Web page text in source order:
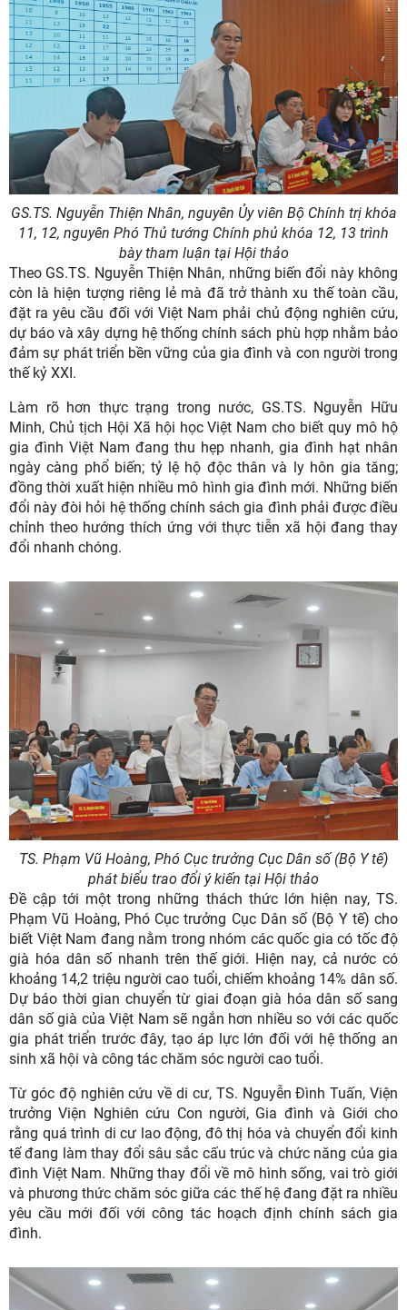
GS.TS. Nguyễn Thiện Nhân, nguyên Ủy viên Bộ Chính trị khóa
11, 12, nguyên Phó Thủ tướng Chính phủ khóa 12, 13 trình
bày tham luận tại Hội thảo
Theo GS.TS. Nguyễn Thiện Nhân, những biến đổi này không
còn là hiện tượng riêng lẻ mà đã trở thành xu thế toàn cầu,
đặt ra yêu cầu đối với Việt Nam phải chủ động nghiên cứu,
dự báo và xây dựng hệ thống chính sách phù hợp nhằm bảo
đảm sự phát triển bền vững của gia đình và con người trong
thế kỷ XXI.
Làm rõ hơn thực trạng trong nước, GS.TS. Nguyễn Hữu
Minh, Chủ tịch Hội Xã hội học Việt Nam cho biết quy mô hộ
gia đình Việt Nam đang thu hẹp nhanh, gia đình hạt nhân
ngày càng phổ biến; tỷ lệ hộ độc thân và ly hôn gia tăng;
đồng thời xuất hiện nhiều mô hình gia đình mới. Những biến
đổi này đòi hỏi hệ thống chính sách gia đình phải được điều
chỉnh theo hướng thích ứng với thực tiễn xã hội đang thay
đổi nhanh chóng.
TS. Phạm Vũ Hoàng, Phó Cục trưởng Cục Dân số (Bộ Y tế)
phát biểu trao đổi ý kiến tại Hội thảo
Đề cập tới một trong những thách thức lớn hiện nay, TS.
Phạm Vũ Hoàng, Phó Cục trưởng Cục Dân số (Bộ Y tế) cho
biết Việt Nam đang nằm trong nhóm các quốc gia có tốc độ
già hóa dân số nhanh trên thế giới. Hiện nay, cả nước có
khoảng 14,2 triệu người cao tuổi, chiếm khoảng 14% dân số.
Dự báo thời gian chuyển từ giai đoạn già hóa dân số sang
dân số già của Việt Nam sẽ ngắn hơn nhiều so với các quốc
gia phát triển trước đây, tạo áp lực lớn đối với hệ thống an
sinh xã hội và công tác chăm sóc người cao tuổi.
Từ góc độ nghiên cứu về di cư, TS. Nguyễn Đình Tuấn, Viện
trưởng Viện Nghiên cứu Con người, Gia đình và Giới cho
rằng quá trình di cư lao động, đô thị hóa và chuyển đổi kinh
tế đang làm thay đổi sâu sắc cấu trúc và chức năng của gia
đình Việt Nam. Những thay đổi về mô hình sống, vai trò giới
và phương thức chăm sóc giữa các thế hệ đang đặt ra nhiều
yêu cầu mới đối với công tác hoạch định chính sách gia
đình.